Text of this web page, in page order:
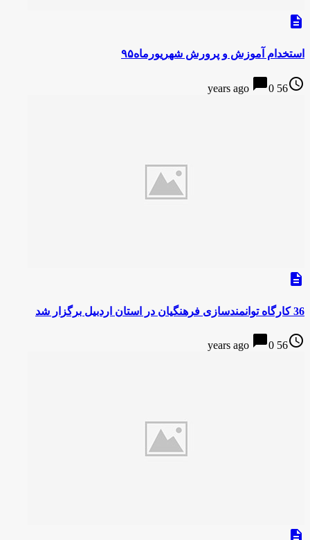
description
استخدام آموزش و پرورش شهریورماه۹۵
access_time
56 years ago
chat_bubble0
description
36 کارگاه توانمندسازی فرهنگیان در استان اردبیل برگزار شد
access_time
56 years ago
chat_bubble0
description